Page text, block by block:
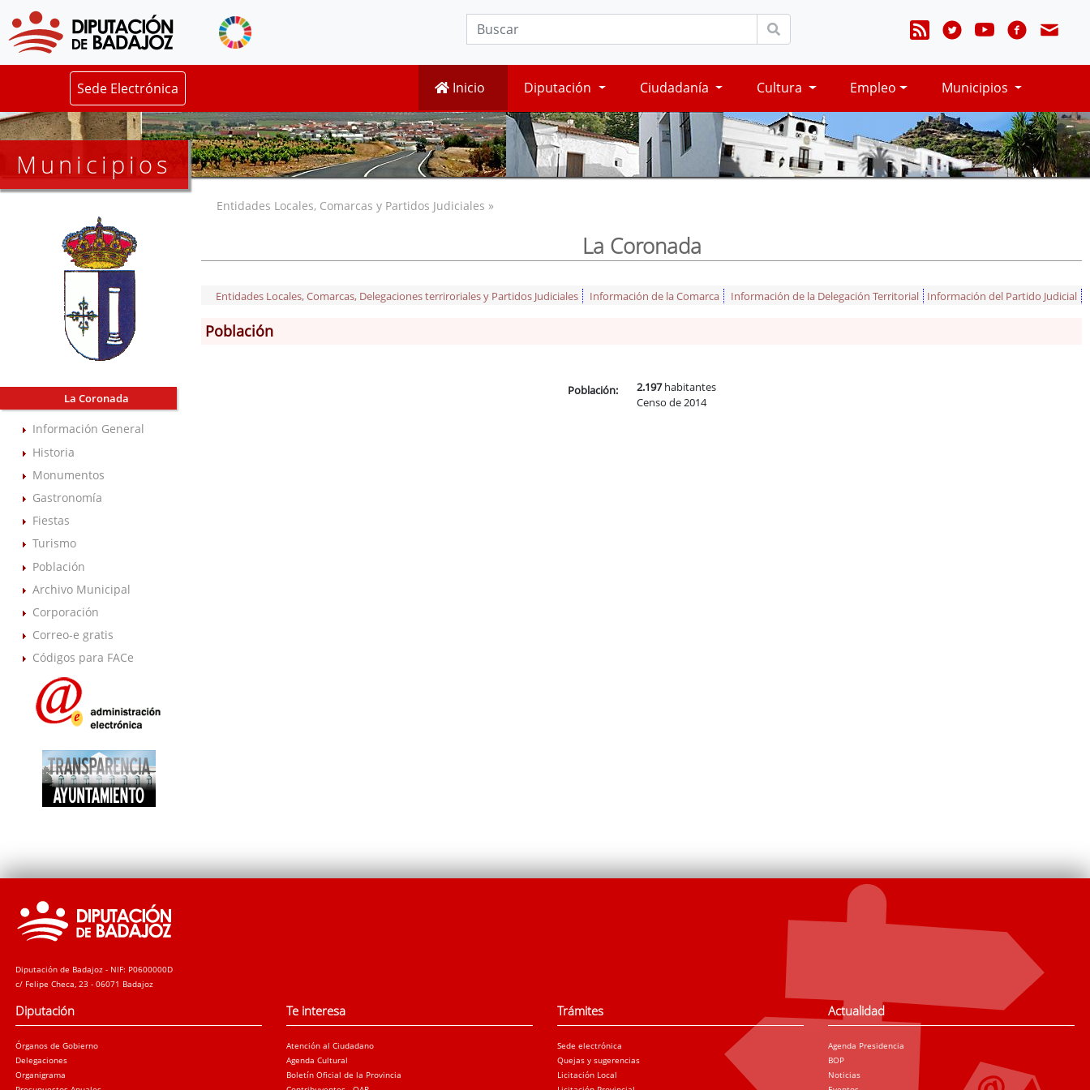
Sede Electrónica Inicio Diputación Ciudadanía Cultura Empleo Municipios
Municipios
La Coronada
Información General
Historia
Monumentos
Gastronomía
Fiestas
Turismo
Población
Archivo Municipal
Corporación
Correo-e gratis
Códigos para FACe
Entidades Locales, Comarcas y Partidos Judiciales »
La Coronada
Entidades Locales, Comarcas, Delegaciones terriroriales y Partidos Judiciales Información de la Comarca Información de la Delegación Territorial Información del Partido Judicial
Población
Población: 2.197habitantes
Censo de 2014
Diputación de Badajoz - NIF: P0600000D
c/ Felipe Checa, 23 - 06071 Badajoz
Diputación
Órganos de Gobierno
Delegaciones
Organigrama
Te interesa
Atención al Ciudadano
Agenda Cultural
Boletín Oficial de la Provincia
Trámites
Sede electrónica
Quejas y sugerencias
Licitación Local
Actualidad
Agenda Presidencia
BOP
Noticias